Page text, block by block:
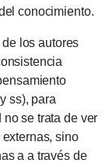
conocimiento.
los autores
ss), para
se trata de ver
sino
a a través de